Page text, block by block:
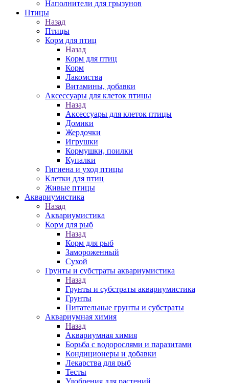
Наполнители для грызунов
Птицы
Назад
Птицы
Корм для птиц
Назад
Корм для птиц
Корм
Лакомства
Витамины, добавки
Аксессуары для клеток птицы
Назад
Аксессуары для клеток птицы
Домики
Жердочки
Игрушки
Кормушки, поилки
Купалки
Гигиена и уход птицы
Клетки для птиц
Живые птицы
Аквариумистика
Назад
Аквариумистика
Корм для рыб
Назад
Корм для рыб
Замороженный
Сухой
Грунты и субстраты аквариумистика
Назад
Грунты и субстраты аквариумистика
Грунты
Питательные грунты и субстраты
Аквариумная химия
Назад
Аквариумная химия
Борьба с водорослями и паразитами
Кондиционеры и добавки
Лекарства для рыб
Тесты
Удобрения для растений